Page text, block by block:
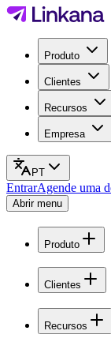
Produto
Clientes
Recursos
Empresa
PT
EntrarAgende uma
Abrir menu
Produto
Clientes
Recursos